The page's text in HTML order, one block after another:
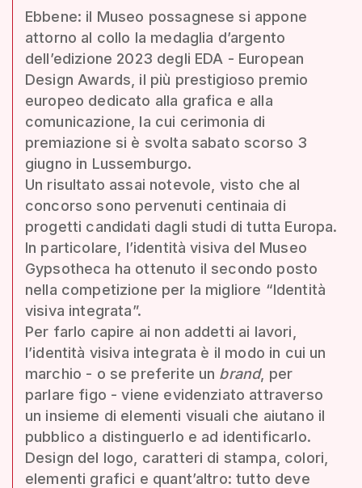
Ebbene: il Museo possagnese si appone
attorno al collo la medaglia d’argento
dell’edizione 2023 degli EDA - European
Design Awards, il più prestigioso premio
europeo dedicato alla grafica e alla
comunicazione, la cui cerimonia di
premiazione si è svolta sabato scorso 3
giugno in Lussemburgo.
Un risultato assai notevole, visto che al
concorso sono pervenuti centinaia di
progetti candidati dagli studi di tutta Europa.
In particolare, l’identità visiva del Museo
Gypsotheca ha ottenuto il secondo posto
nella competizione per la migliore “Identità
visiva integrata”.
Per farlo capire ai non addetti ai lavori,
l’identità visiva integrata è il modo in cui un
marchio - o se preferite un brand, per
parlare figo - viene evidenziato attraverso
un insieme di elementi visuali che aiutano il
pubblico a distinguerlo e ad identificarlo.
Design del logo, caratteri di stampa, colori,
elementi grafici e quant’altro: tutto deve